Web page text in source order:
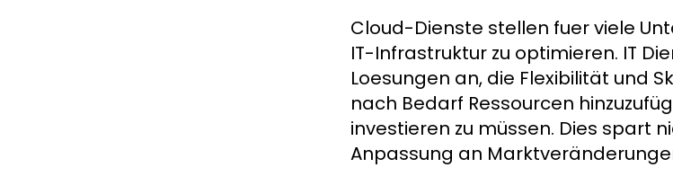
Cloud-Dienste stellen fuer viele
IT-Infrastruktur zu optimieren. IT
Loesungen an, die Flexibilität und
nach Bedarf Ressourcen
investieren zu müssen. Dies spart
Anpassung an